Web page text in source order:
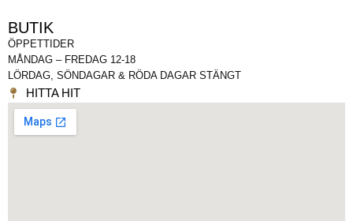
BUTIK
ÖPPETTIDER
MÅNDAG – FREDAG 12-18
LÖRDAG, SÖNDAGAR & RÖDA DAGAR STÄNGT
HITTA HIT